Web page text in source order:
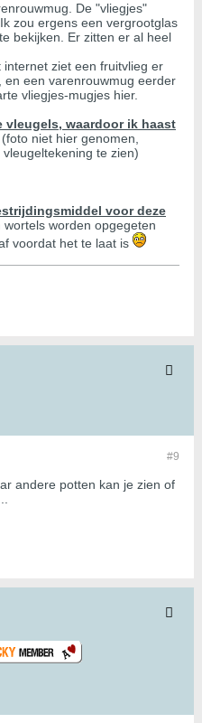
De "vliegjes"
zou ergens een vergrootglas
bekijken. Er zitten er al heel
ziet een fruitvlieg er
een varenrouwmug eerder
vliegjes-mugjes hier.
vleugels, waardoor ik haast
(foto niet hier genomen,
te zien)
voor deze
wortels worden opgegeten
voordat het te laat is
#9
andere potten kan je zien of